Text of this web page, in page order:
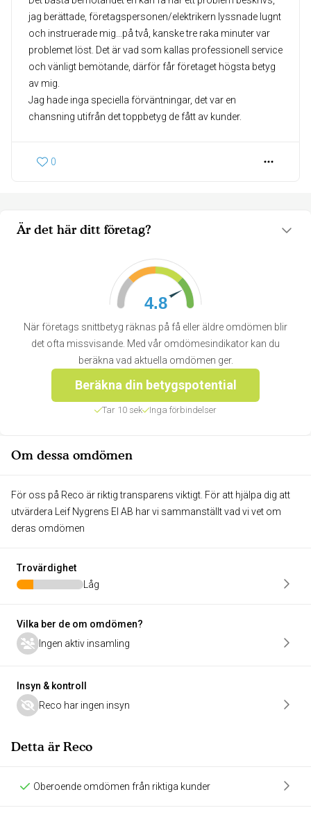
Är det här ditt företag?
4.8
När företags snittbetyg räknas på få eller äldre omdömen blir
det ofta missvisande. Med vår omdömesindikator kan du
beräkna vad aktuella omdömen ger.
Beräkna din betygspotential
Tar 10 sek Inga förbindelser
Om dessa omdömen
För oss på Reco är riktig transparens viktigt. För att hjälpa dig att
utvärdera Leif Nygrens El AB har vi sammanställt vad vi vet om
deras omdömen
Trovärdighet
Låg
Vilka ber de om omdömen?
Ingen aktiv insamling
Insyn & kontroll
Reco har ingen insyn
Detta är Reco
Oberoende omdömen från riktiga kunder
jag berättade, företagspersonen/elektrikern lyssnade lugnt
och instruerade mig...på två, kanske tre raka minuter var
problemet löst. Det är vad som kallas professionell service
och vänligt bemötande, därför får företaget högsta betyg
av mig.
Jag hade inga speciella förväntningar, det var en
chansning utifrån det toppbetyg de fått av kunder.
0